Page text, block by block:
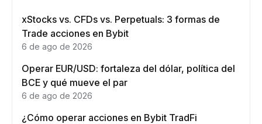
xStocks vs. CFDs vs. Perpetuals: 3 formas de
Trade acciones en Bybit
6 de ago de 2026
Operar EUR/USD: fortaleza del dólar, política del
BCE y qué mueve el par
6 de ago de 2026
¿Cómo operar acciones en Bybit TradFi